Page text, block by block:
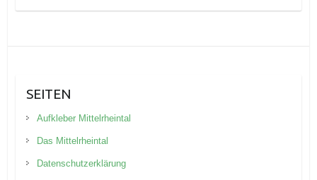
SEITEN
Aufkleber Mittelrheintal
Das Mittelrheintal
Datenschutzerklärung